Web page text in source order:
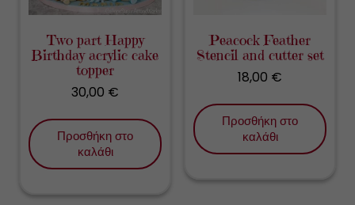
Two part Happy
Birthday acrylic cake
topper
30,00 €
Προσθήκη στο
καλάθι
Peacock Feather
Stencil and cutter set
18,00 €
Προσθήκη στο
καλάθι